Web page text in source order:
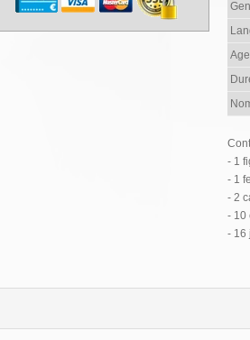
- 1
- 1
- 2
- 10
- 16